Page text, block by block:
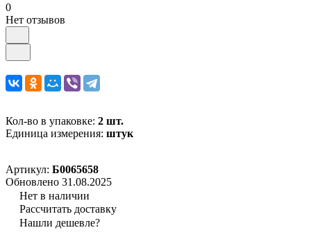
0
Нет отзывов
Кол-во в упаковке: 2 шт.
Единица измерения: штук
Артикул: Б0065658
Обновлено 31.08.2025
Нет в наличии
Рассчитать доставку
Нашли дешевле?